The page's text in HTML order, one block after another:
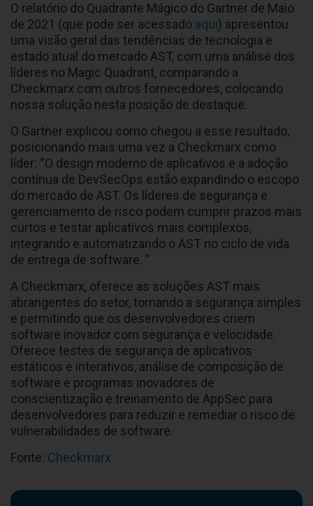
O relatório do Quadrante Mágico do Gartner de Maio
de 2021 (que pode ser acessado aqui) apresentou
uma visão geral das tendências de tecnologia e
estado atual do mercado AST, com uma análise dos
líderes no Magic Quadrant, comparando a
Checkmarx com outros fornecedores, colocando
nossa solução nesta posição de destaque.
O Gartner explicou como chegou a esse resultado,
posicionando mais uma vez a Checkmarx como
líder: “O design moderno de aplicativos e a adoção
contínua de DevSecOps estão expandindo o escopo
do mercado de AST. Os líderes de segurança e
gerenciamento de risco podem cumprir prazos mais
curtos e testar aplicativos mais complexos,
integrando e automatizando o AST no ciclo de vida
de entrega de software. ”
A Checkmarx, oferece as soluções AST mais
abrangentes do setor, tornando a segurança simples
e permitindo que os desenvolvedores criem
software inovador com segurança e velocidade.
Oferece testes de segurança de aplicativos
estáticos e interativos, análise de composição de
software e programas inovadores de
conscientização e treinamento de AppSec para
desenvolvedores para reduzir e remediar o risco de
vulnerabilidades de software.
Fonte: Checkmarx